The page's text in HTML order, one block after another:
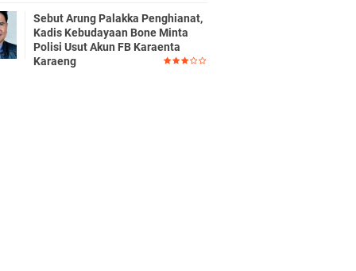
Sebut Arung Palakka Penghianat,
Kadis Kebudayaan Bone Minta
Polisi Usut Akun FB Karaenta
Karaeng